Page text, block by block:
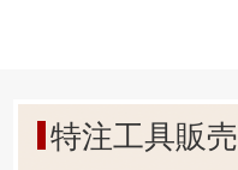
特注工具販売